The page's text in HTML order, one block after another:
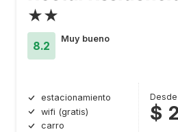
★★
8.2
Muy bueno
estacionamiento
wifi (gratis)
carro
Desde
$